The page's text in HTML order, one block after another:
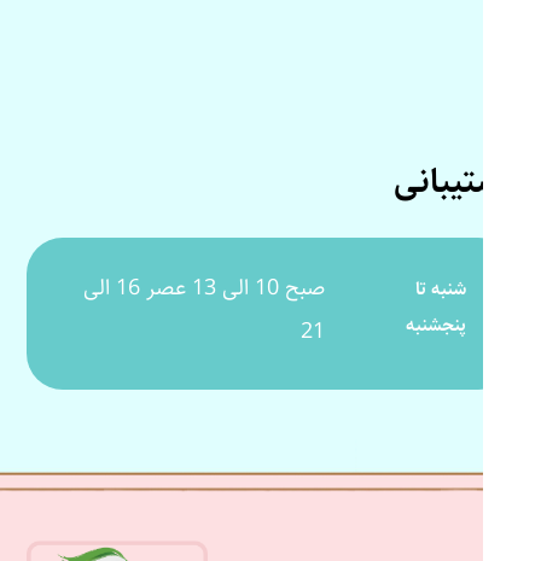
پشتیبانی
شنبه تا
پنجشنبه
صبح 10 الی 13 عصر 16 الی
21